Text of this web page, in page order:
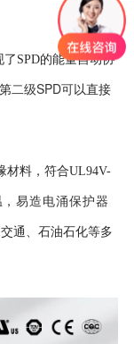
SPD的能量自动协
二级SPD可以直接
材料，符合UL94V-
，易造电涌保护器
通、石油石化等多